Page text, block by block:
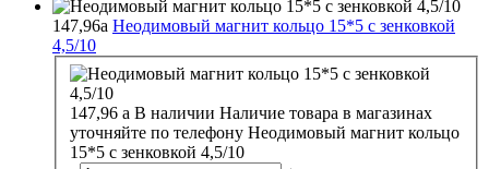
147,96a Неодимовый магнит кольцо 15*5 с зенковкой
4,5/10
147,96 a В наличии Наличие товара в магазинах
уточняйте по телефону Неодимовый магнит кольцо
15*5 с зенковкой 4,5/10